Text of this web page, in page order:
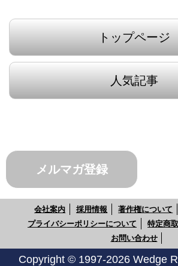
トップページ
人気記事
メルマガ登録
会社案内 採用情報 著作権について
プライバシーポリシーについて
特定商
お問い合わせ
Copyright © 1997-2026 Wedge